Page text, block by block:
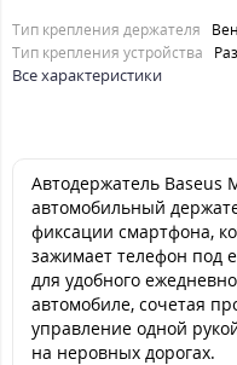
Тип крепления держателя
Тип крепления устройства
Все характеристики
Автодержатель Baseus
автомобильный
фиксации смартфона,
зажимает телефон под
для удобного
автомобиле, сочетая
управление одной
на неровных дорогах.